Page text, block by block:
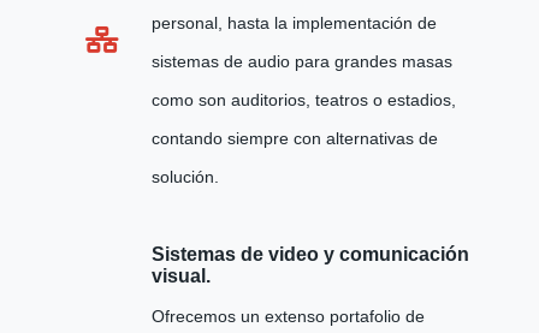
personal, hasta la implementación de
sistemas de audio para grandes masas
como son auditorios, teatros o estadios,
contando siempre con alternativas de
solución.
Sistemas de video y comunicación
visual.
Ofrecemos un extenso portafolio de